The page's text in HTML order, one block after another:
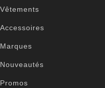
Vêtements
Accessoires
Marques
Nouveautés
Promos